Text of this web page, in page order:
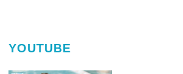
YOUTUBE